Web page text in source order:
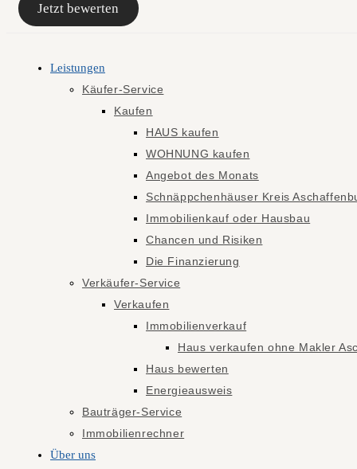
Jetzt bewerten
Leistungen
Käufer-Service
Kaufen
HAUS kaufen
WOHNUNG kaufen
Angebot des Monats
Schnäppchenhäuser Kreis
Immobilienkauf oder Hausbau
Chancen und Risiken
Die Finanzierung
Verkäufer-Service
Verkaufen
Immobilienverkauf
Haus verkaufen ohne Makler
Haus bewerten
Energieausweis
Bauträger-Service
Immobilienrechner
Über uns